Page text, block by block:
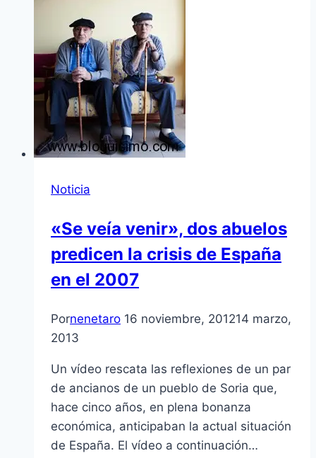
Noticia
«Se veí­a venir», dos abuelos
predicen la crisis de España
en el 2007
Pornenetaro 16 noviembre, 201214 marzo,
2013
Un ví­deo rescata las reflexiones de un par
de ancianos de un pueblo de Soria que,
hace cinco años, en plena bonanza
económica, anticipaban la actual situación
de España. El ví­deo a continuación…